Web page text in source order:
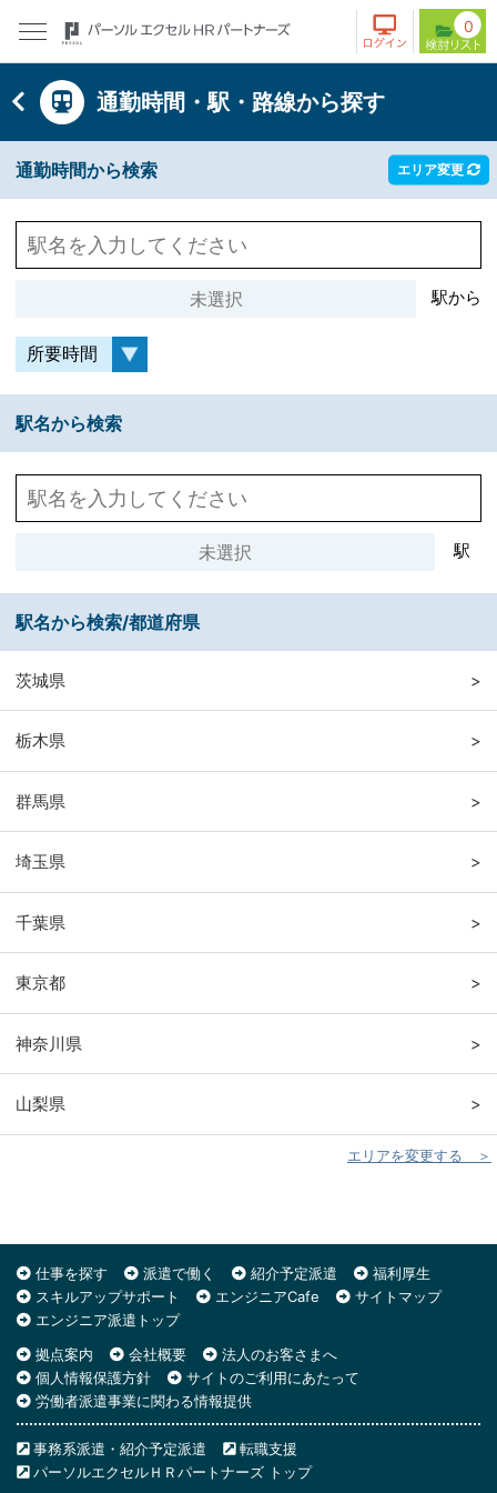
0
通勤時間・駅・路線から探す
通勤時間から検索 エリア変更
駅から
駅名から検索
駅
駅名から検索/都道府県
茨城県 >
栃木県 >
群馬県 >
埼玉県 >
千葉県 >
東京都 >
神奈川県 >
山梨県 >
エリアを変更する ＞
仕事を探す 派遣で働く 紹介予定派遣
福利厚生
スキルアップサポート
エンジニアCafe
サイトマップ
エンジニア派遣トップ
拠点案内
会社概要
法人のお客さまへ
個人情報保護方針
サイトのご利用にあたって
労働者派遣事業に関わる情報提供
事務系派遣・紹介予定派遣
転職支援
パーソルエクセルＨＲパートナーズ トップ